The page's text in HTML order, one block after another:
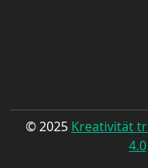
© 2025 Kreativität
4.0